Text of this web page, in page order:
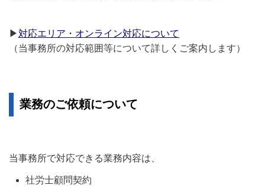
▶対応エリア・オンライン対応について
（当事務所の対応範囲等について詳しくご案内します）
業務のご依頼について
当事務所で対応できる業務内容は、
社労士顧問契約